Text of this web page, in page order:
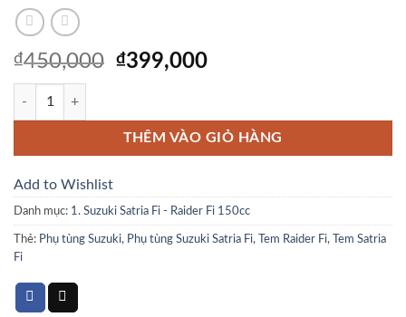
₫450,000 Giá
₫450,000.
₫399,000Giá
là:
₫399,000.
Tem Suzuki Satria Fi - Raider Fi các màu đỏ, đỏ đen, Tem Gp, xám đen
THÊM VÀO GIỎ HÀNG
Add to Wishlist
Danh mục: 1. Suzuki Satria Fi - Raider Fi 150cc
Thẻ: Phụ tùng Suzuki, Phụ tùng Suzuki Satria Fi, Tem Raider Fi,
Tem Satria
Fi